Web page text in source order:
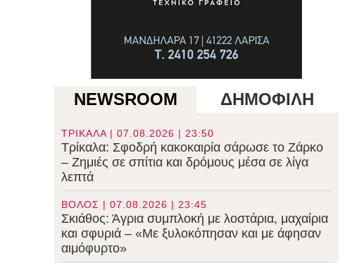
NEWSROOM ΔΗΜΟΦΙΛΗ
ΤΡΙΚΑΛΑ | 07.08.2026 | 23:50
Τρίκαλα: Σφοδρή κακοκαιρία σάρωσε το Ζάρκο
– Ζημιές σε σπίτια και δρόμους μέσα σε λίγα
λεπτά
ΒΟΛΟΣ | 07.08.2026 | 23:45
Σκιάθος: Άγρια συμπλοκή με λοστάρια, μαχαίρια
και σφυριά – «Με ξυλοκόπησαν και με άφησαν
αιμόφυρτο»